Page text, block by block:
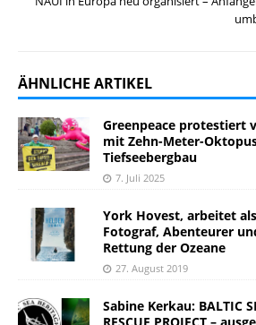
ÄHNLICHE ARTIKEL
Greenpeace protestiert
mit Zehn-Meter-
Tiefseebergbau
7. Juli 2025
York Hovest, arbeitet
Fotograf, Abenteurer
Rettung der Ozeane
27. August 2019
Sabine Kerkau: BALTIC